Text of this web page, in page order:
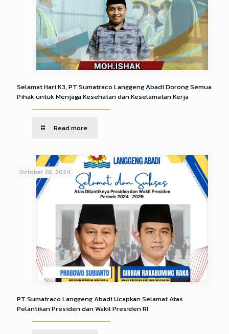
Selamat Hari K3, PT Sumatraco Langgeng Abadi Dorong Semua
Pihak untuk Menjaga Kesehatan dan Keselamatan Kerja
Read more
October 26, 2024
PT Sumatraco Langgeng Abadi Ucapkan Selamat Atas
Pelantikan Presiden dan Wakil Presiden RI